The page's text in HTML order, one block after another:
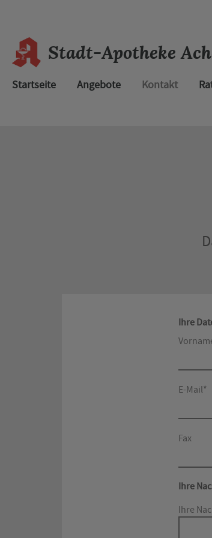
Stadt-Apotheke
Startseite Angebote Kontakt
Ihre
E-Mail*
Fax
Ihre
Ihre